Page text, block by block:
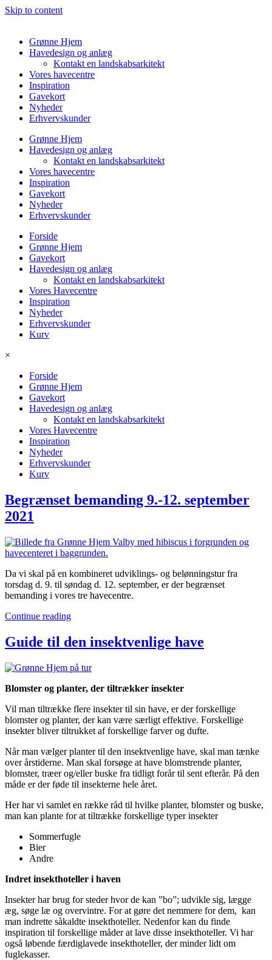
Skip to content
Grønne Hjem
Havedesign og anlæg
Kontakt en landskabsarkitekt
Vores havecentre
Inspiration
Gavekort
Nyheder
Erhvervskunder
Grønne Hjem
Havedesign og anlæg
Kontakt en landskabsarkitekt
Vores havecentre
Inspiration
Gavekort
Nyheder
Erhvervskunder
Forside
Grønne Hjem
Gavekort
Havedesign og anlæg
Kontakt en landskabsarkitekt
Vores Havecentre
Inspiration
Nyheder
Erhvervskunder
Kurv
×
Forside
Grønne Hjem
Gavekort
Havedesign og anlæg
Kontakt en landskabsarkitekt
Vores Havecentre
Inspiration
Nyheder
Erhvervskunder
Kurv
Begrænset bemanding 9.-12. september
2021
Da vi skal på en kombineret udviklings- og belønningstur fra
torsdag d. 9. til søndag d. 12. september, er der begrænset
bemanding i vores tre havecentre.
Continue reading
Guide til den insektvenlige have
Blomster og planter, der tiltrækker insekter
Vil man tiltrække flere insekter til sin have, er der forskellige
blomster og planter, der kan være særligt effektive. Forskellige
insekter bliver tiltrukket af forskellige farver og dufte.
Når man vælger planter til den insektvenlige have, skal man tænke
over årstiderne. Man skal forsøge at have blomstrende planter,
blomster, træer og/eller buske fra tidligt forår til sent efterår. På den
måde er der føde til insekterne hele året.
Her har vi samlet en række råd til hvilke planter, blomster og buske,
man kan plante for at tiltrække forskellige typer insekter
Sommerfugle
Bier
Andre
Indret insekthoteller i haven
Insekter har brug for steder hvor de kan ”bo”; udvikle sig, lægge
æg, søge læ og overvintre. For at gøre det nemmere for dem, kan
man indrette såkaldte insekthoteller. Nedenfor kan du finde
inspiration til forskellige måder at lave disse insekthoteller. Vi har
også løbende færdiglavede insekthoteller, der minder lidt om
fuglekasser.